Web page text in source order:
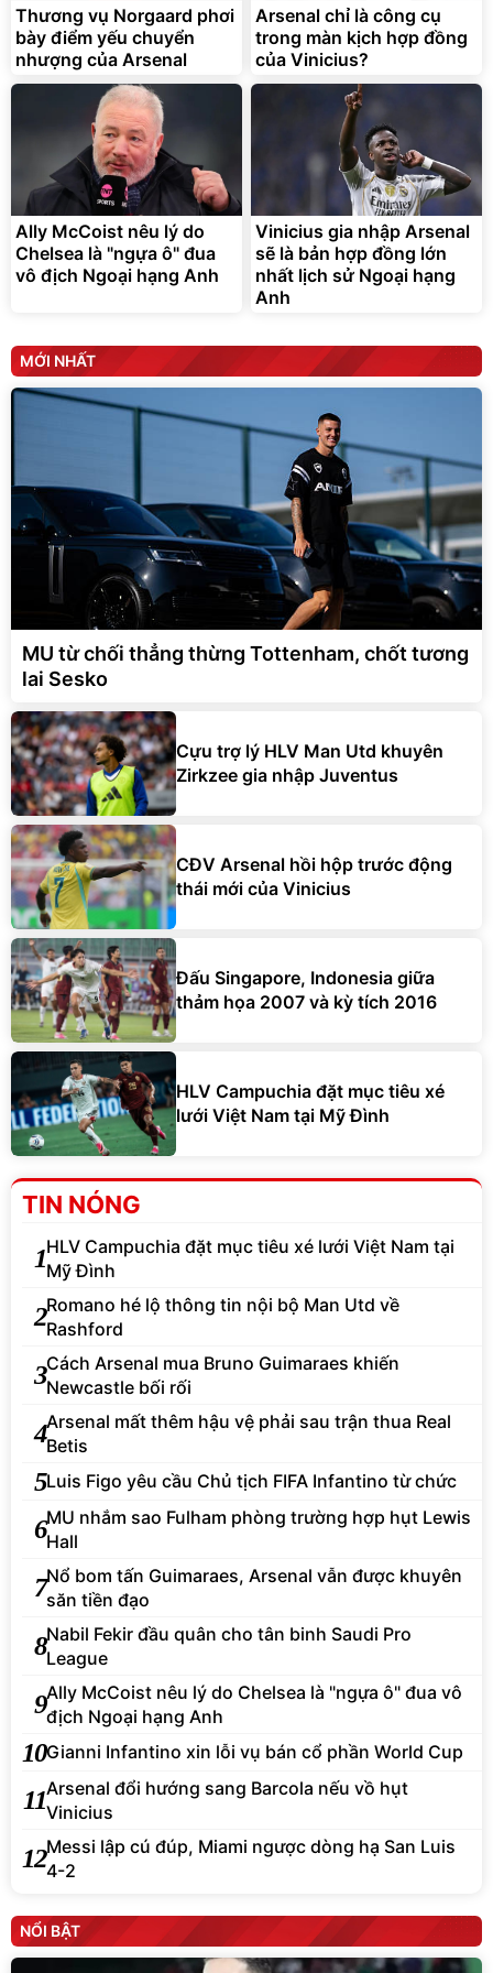
295.000đ
Đã bán nhiều
Thương vụ Norgaard phơi
bày điểm yếu chuyển
nhượng của Arsenal
Arsenal chỉ là công cụ
trong màn kịch hợp đồng
của Vinicius?
Ally McCoist nêu lý do
Chelsea là "ngựa ô" đua
vô địch Ngoại hạng Anh
Vinicius gia nhập Arsenal
sẽ là bản hợp đồng lớn
nhất lịch sử Ngoại hạng
Anh
MỚI NHẤT
MU từ chối thẳng thừng Tottenham, chốt tương
lai Sesko
Cựu trợ lý HLV Man Utd khuyên
Zirkzee gia nhập Juventus
CĐV Arsenal hồi hộp trước động
thái mới của Vinicius
Đấu Singapore, Indonesia giữa
thảm họa 2007 và kỳ tích 2016
HLV Campuchia đặt mục tiêu xé
lưới Việt Nam tại Mỹ Đình
TIN NÓNG
1HLV Campuchia đặt mục tiêu xé lưới Việt Nam tại
Mỹ Đình
2Romano hé lộ thông tin nội bộ Man Utd về
Rashford
3Cách Arsenal mua Bruno Guimaraes khiến
Newcastle bối rối
4Arsenal mất thêm hậu vệ phải sau trận thua Real
Betis
5Luis Figo yêu cầu Chủ tịch FIFA Infantino từ chức
6MU nhắm sao Fulham phòng trường hợp hụt Lewis
Hall
7Nổ bom tấn Guimaraes, Arsenal vẫn được khuyên
săn tiền đạo
8Nabil Fekir đầu quân cho tân binh Saudi Pro
League
9Ally McCoist nêu lý do Chelsea là "ngựa ô" đua vô
địch Ngoại hạng Anh
10Gianni Infantino xin lỗi vụ bán cổ phần World Cup
11Arsenal đổi hướng sang Barcola nếu vồ hụt
Vinicius
12Messi lập cú đúp, Miami ngược dòng hạ San Luis
4-2
NỔI BẬT